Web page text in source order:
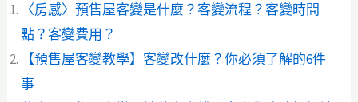
〈房感〉預售屋客變是什麼？客變流程？客變時間
點？客變費用？
【預售屋客變教學】客變改什麼？你必須了解的6件
事